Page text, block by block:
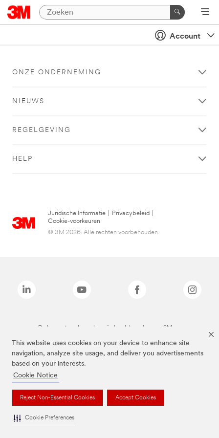
This website uses cookies on your device to enhance site
navigation, analyze site usage, and deliver you advertisements
based on your interests.
Cookie Notice
Reject Non-Essential Cookies Accept Cookies
Cookie Preferences
Account
ONZE ONDERNEMING
NIEUWS
REGELGEVING
HELP
Juridische Informatie Privacybeleid
Cookie-voorkeuren
© 3M 2026. Alle rechten voorbehouden.
De bovenstaande merken zijn handelsmerken van 3M.we